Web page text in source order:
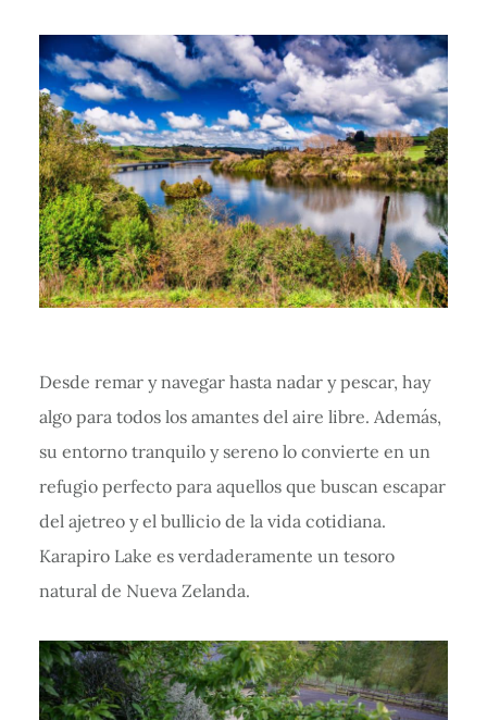
Desde remar y navegar hasta nadar y pescar, hay
algo para todos los amantes del aire libre. Además,
su entorno tranquilo y sereno lo convierte en un
refugio perfecto para aquellos que buscan escapar
del ajetreo y el bullicio de la vida cotidiana.
Karapiro Lake es verdaderamente un tesoro
natural de Nueva Zelanda.